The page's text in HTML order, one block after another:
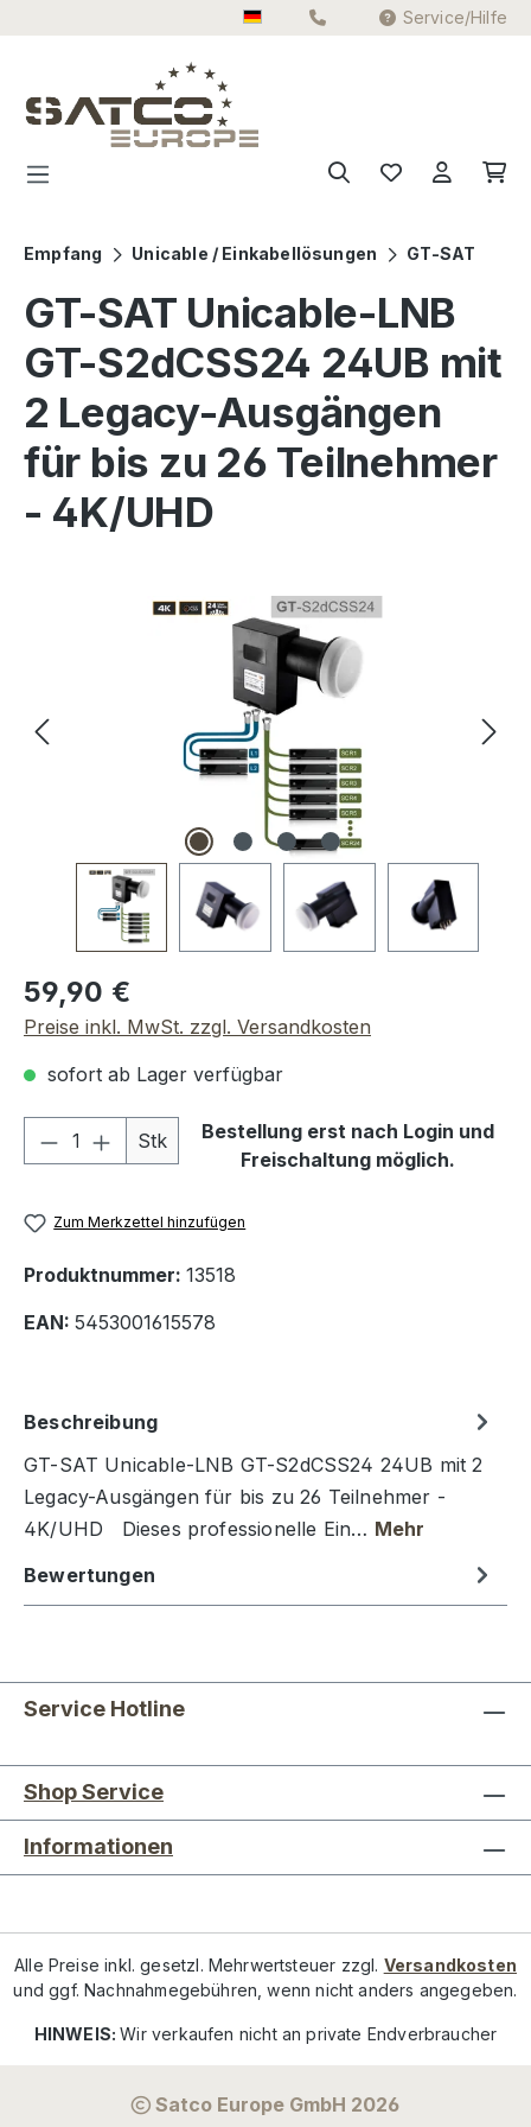
Zum Hauptinhalt springen Service/Hilfe
Empfang Unicable / Einkabellösungen GT-SAT
GT-SAT Unicable-LNB
GT-S2dCSS24 24UB mit
2 Legacy-Ausgängen
für bis zu 26 Teilnehmer
- 4K/UHD
Bildergalerie überspringen
Regulärer Preis:
59,90 €
Preise inkl. MwSt. zzgl. Versandkosten
sofort ab Lager verfügbar
Produkt Anzahl: Gib den
Stk
Bestellung erst nach Login und
Freischaltung möglich.
Zum Merkzettel hinzufügen
Produktnummer: 13518
EAN: 5453001615578
Beschreibung
GT-SAT Unicable-LNB GT-S2dCSS24 24UB mit 2
Legacy-Ausgängen für bis zu 26 Teilnehmer -
4K/UHD Dieses professionelle Ein… Mehr
Bewertungen
Service Hotline
Shop Service
Informationen
Alle Preise inkl. gesetzl. Mehrwertsteuer zzgl. Versandkosten
und ggf. Nachnahmegebühren, wenn nicht anders angegeben.
HINWEIS:Wir verkaufen nicht an private Endverbraucher
Satco Europe GmbH 2026